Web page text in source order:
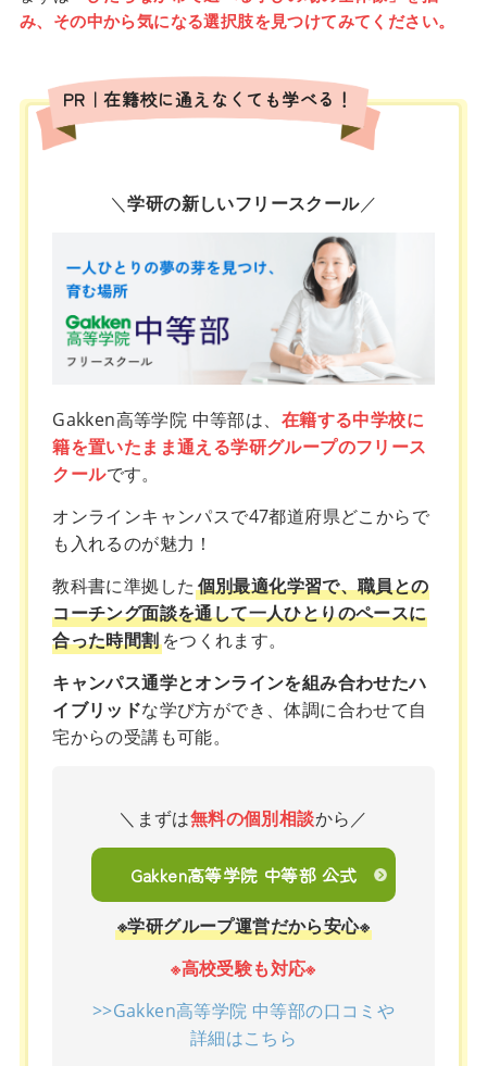
み、その中から気になる選択肢を見つけてみてください。
PR｜在籍校に通えなくても学べる！
＼学研の新しいフリースクール／
Gakken高等学院 中等部は、 在籍する中学校に
籍を置いたまま通える学研グループのフリース
クールです。
オンラインキャンパスで47都道府県どこからで
も入れるのが魅力！
教科書に準拠した 個別最適化学習で、職員との
コーチング面談を通して一人ひとりのペースに
合った時間割をつくれます。
キャンパス通学とオンラインを組み合わせたハ
イブリッドな学び方ができ、体調に合わせて自
宅からの受講も可能。
＼まずは無料の個別相談から／
Gakken高等学院 中等部 公式
※学研グループ運営だから安心※
※高校受験も対応※
>>Gakken高等学院 中等部の口コミや
詳細はこちら